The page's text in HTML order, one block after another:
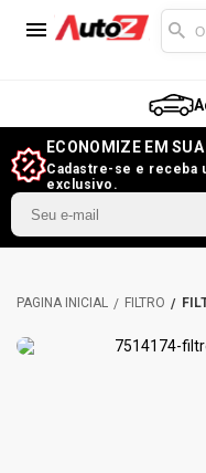
ECONOMIZE EM
Cadastre-se e receba
exclusivo.
FILTRO